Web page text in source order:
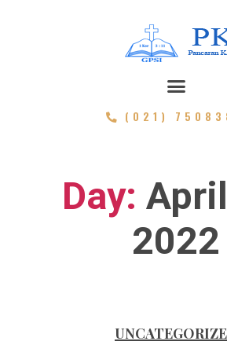
(021)
Day:
2022